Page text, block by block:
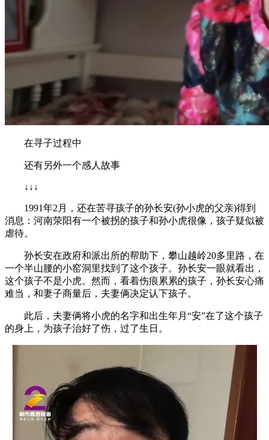
在寻子过程中
还有另外一个感人故事
↓↓↓
1991年2月，还在苦寻孩子的孙长安(孙小虎的父亲)得到
消息：河南荥阳有一个被拐的孩子和孙小虎很像，孩子疑似被
虐待。
孙长安在政府和派出所的帮助下，攀山越岭20多里路，在
一个半山腰的小窑洞里找到了这个孩子。孙长安一眼就看出，
这个孩子不是小虎。然而，看着伤痕累累的孩子，孙长安心痛
难当，和妻子商量后，夫妻俩决定认下孩子。
此后，夫妻俩将小虎的名字和出生年月“安”在了这个孩子
的身上，为孩子治好了伤，过了生日。